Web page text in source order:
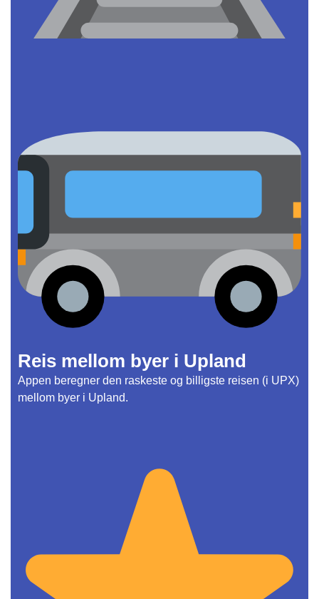
Reis mellom byer i Upland
Appen beregner den raskeste og billigste reisen (i UPX)
mellom byer i Upland.